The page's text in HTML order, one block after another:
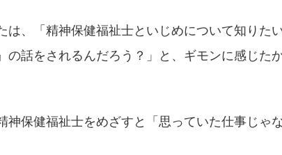
は、「精神保健福祉士といじめについて知りた
の話をされるんだろう？」と、ギモンに感じた
神保健福祉士をめざすと「思っていた仕事じゃ